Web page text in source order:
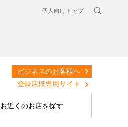
個人向けトップ
ビジネスのお客様へ
登録店様専用サイト
お近くのお店を探す